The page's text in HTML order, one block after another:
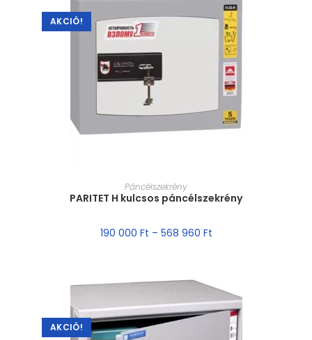
AKCIÓ!
MÉRET VÁLASZTÁSA
Páncélszekrény
PARITET H kulcsos páncélszekrény
190 000 Ft – 568 960 Ft
AKCIÓ!